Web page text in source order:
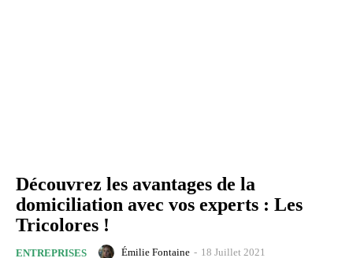
Découvrez les avantages de la
domiciliation avec vos experts : Les
Tricolores !
ENTREPRISES Émilie Fontaine - 18 Juillet 2021